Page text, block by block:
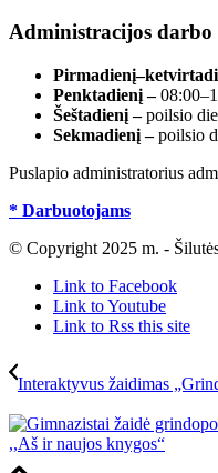
Administracijos darbo
Penktadienį –
Šeštadienį –poilsio
Sekmadienį –poilsio
Puslapio administratorius
* Darbuotojams
© Copyright 2025 m. -
Link to Facebook
Link to Youtube
Link to Rss this site
Interaktyvus žaidimas
,,Aš ir naujos knygos“